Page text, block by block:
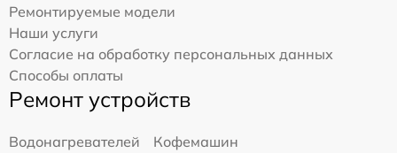
Ремонтируемые модели
Наши услуги
Согласие на обработку персональных данных
Способы оплаты
Ремонт устройств
Водонагревателей
Кофемашин